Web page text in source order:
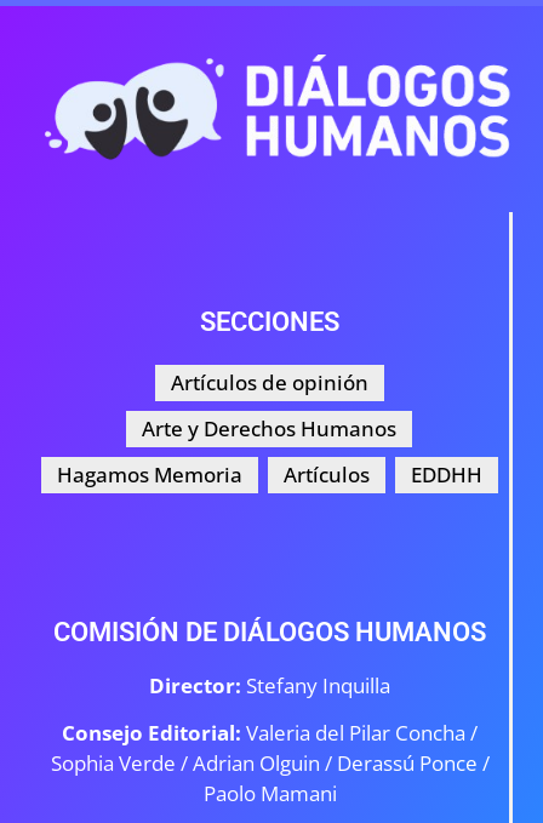
SECCIONES
Artículos de opinión
Arte y Derechos Humanos
Hagamos Memoria
Artículos EDDHH
COMISIÓN DE DIÁLOGOS HUMANOS
Director: Stefany Inquilla
Consejo Editorial: Valeria del Pilar Concha /
Sophia Verde /Adrian Olguin / Derassú Ponce /
Paolo Mamani